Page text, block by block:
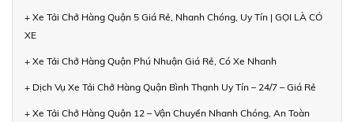
+ Xe Tải Chở Hàng Quận 5 Giá Rẻ, Nhanh Chóng, Uy Tín | GỌI LÀ CÓ
XE
+ Xe Tải Chở Hàng Quận Phú Nhuận Giá Rẻ, Có Xe Nhanh
+ Dịch Vụ Xe Tải Chở Hàng Quận Bình Thạnh Uy Tín – 24/7 – Giá Rẻ
+ Xe Tải Chở Hàng Quận 12 – Vận Chuyển Nhanh Chóng, An Toàn